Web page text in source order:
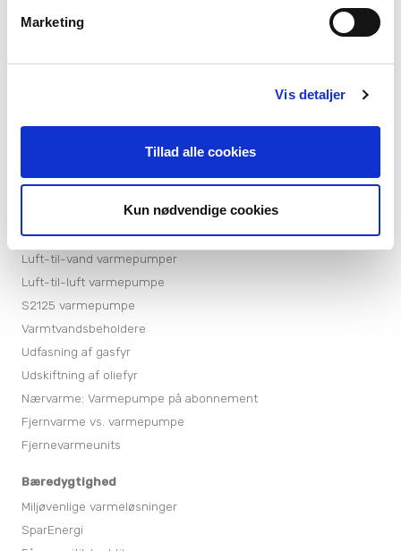
Marketing
Vis detaljer
Tillad alle cookies
Kun nødvendige cookies
Varmepumper til sommerhuse
Jordvarmepumper
Boligventilation
Luft-til-vand varmepumper
Luft-til-luft varmepumpe
S2125 varmepumpe
Varmtvandsbeholdere
Udfasning af gasfyr
Udskiftning af oliefyr
Nærvarme: Varmepumpe på abonnement
Fjernvarme vs. varmepumpe
Fjernevarmeunits
Bæredygtighed
Miljøvenlige varmeløsninger
SparEnergi
Cookiepolitik